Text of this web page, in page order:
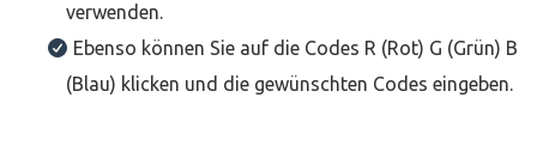
verwenden.
Ebenso können Sie auf die Codes R (Rot) G (Grün) B
(Blau) klicken und die gewünschten Codes eingeben.